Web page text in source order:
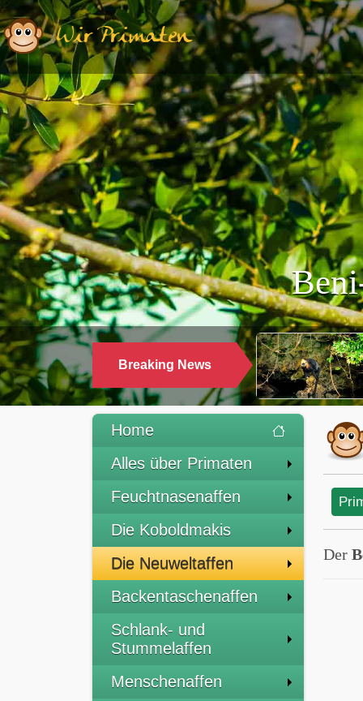
Wir Primaten
Breaking News
Ethologie | Primatologie |28.10.2024
WARUM LANGUREN
TRINKEN
Home
Alles über Primaten
Feuchtnasenaffen
Die Koboldmakis
Die Neuweltaffen
Backentaschenaffen
Schlank- und
Stummelaffen
Menschenaffen
Der